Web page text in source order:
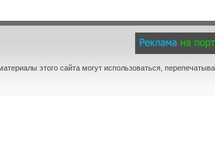
этого сайта могут использоваться,